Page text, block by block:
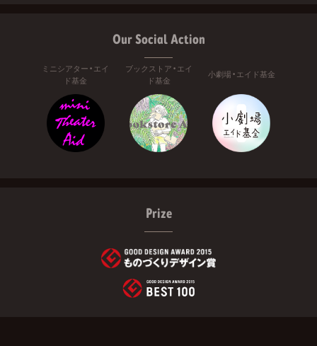
Our Social Action
ミニシアター・エイ
ド基金
ブックストア・エイ
ド基金
小劇場・エイド基金
Prize